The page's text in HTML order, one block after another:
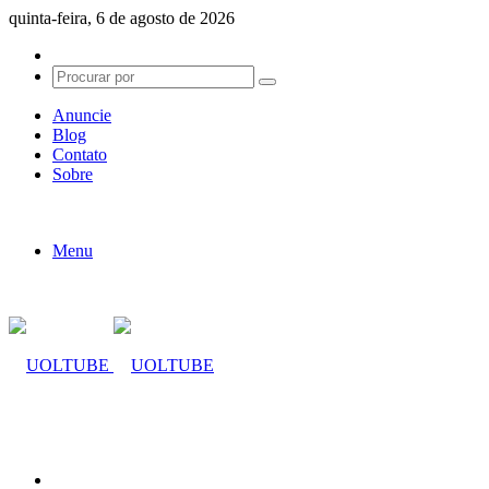
quinta-feira, 6 de agosto de 2026
skin
Procurar
Anuncie
Blog
Contato
Sobre
Menu